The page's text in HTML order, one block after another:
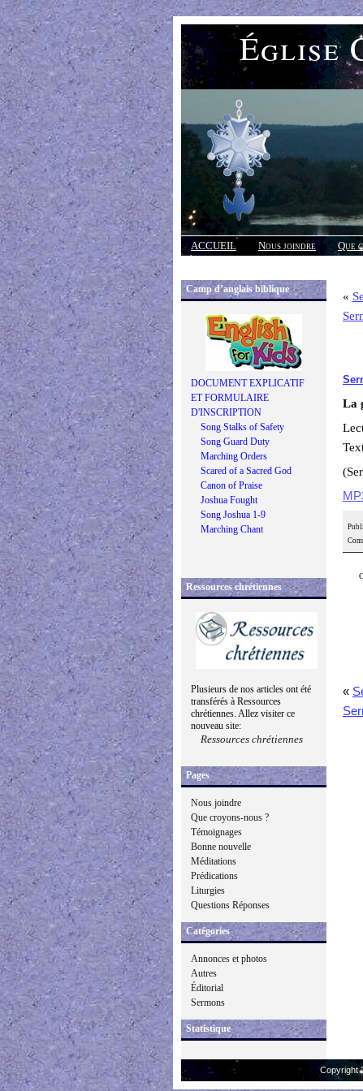
Église
ACCUEIL Nous joindre Que
Réponses
Camp d’anglais biblique
DOCUMENT EXPLICATIF
ET FORMULAIRE
D'INSCRIPTION
Song Stalks of Safety
Song Guard Duty
Marching Orders
Scared of a Sacred God
Canon of Praise
Joshua Fought
Song Joshua 1-9
Marching Chant
Ressources chrétiennes
Plusieurs de nos articles ont été
transférés à Ressources
chrétiennes. Allez visiter ce
nouveau site:
Ressources chrétiennes
Pages
Nous joindre
Que croyons-nous ?
Témoignages
Bonne nouvelle
Méditations
Prédications
Liturgies
Questions Réponses
Catégories
Annonces et photos
Autres
Éditorial
Sermons
Statistique
«
La
«
Copyright